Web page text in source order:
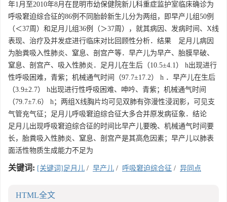
年1月至2010年8月在昆明市幼保健院新儿科重症监护室临床确诊为
呼吸窘迫综合征的86例不同胎龄新生儿分为两组，即早产儿组50例
（＜37周）和足月儿组36例（＞37周），就其病因、发病时间、X线
表现、治疗及并发症进行临床对比回顾性分析．结果 足月儿病因
为胎粪吸入性肺炎、窒息、剖宫产等．早产儿为早产、胎膜早破、
窒息、剖宫产、吸入性肺炎．足月儿在生后（10.5±4.1） h出现进行
性呼吸困难，青紫；机械通气时间（97.7±17.2） h ．早产儿在生后
（3.9±2.7） h出现进行性呼吸困难、呻吟、青紫；机械通气时间
（79.7±7.6） h；两组X线胸片均可见双肺有弥漫性浸润影，可见支
气管充气征；足月儿呼吸窘迫综合征大多合并原发病征象．结论
足月儿出现呼吸窘迫综合征的时间比早产儿要晚、机械通气时间要
长，胎粪吸入性肺炎、窒息、剖宫产是其高危因素；早产儿以肺表
面活性物质生成能力不足为
关键词: [关键词]足月儿 / 早产儿 / 呼吸窘迫综合征 / 异同点
HTML全文